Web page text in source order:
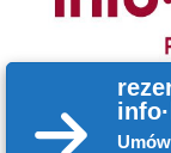
info·